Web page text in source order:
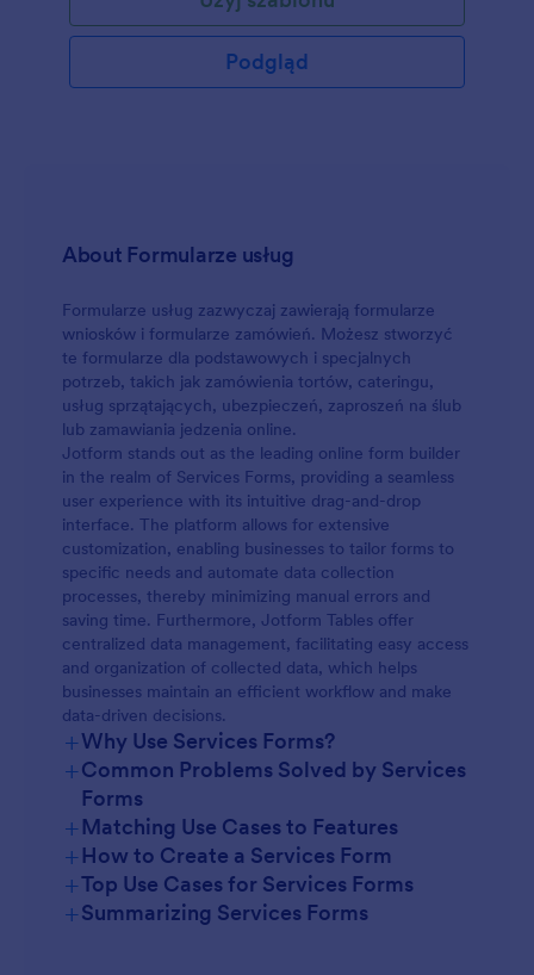
zapewnić szybki i efektywny proces obsługi klienta.
Dostosuj szablon formularza zapytania o usługę do
swoich potrzeb zmieniając treść pytań i dodając
Podgląd
About Formularze usług
Formularze usług zazwyczaj zawierają formularze
wniosków i formularze zamówień. Możesz stworzyć
te formularze dla podstawowych i specjalnych
potrzeb, takich jak zamówienia tortów, cateringu,
usług sprzątających, ubezpieczeń, zaproszeń na ślub
lub zamawiania jedzenia online.
Jotform stands out as the leading online form builder
in the realm of Services Forms, providing a seamless
user experience with its intuitive drag-and-drop
interface. The platform allows for extensive
customization, enabling businesses to tailor forms to
specific needs and automate data collection
processes, thereby minimizing manual errors and
saving time. Furthermore, Jotform Tables offer
centralized data management, facilitating easy access
and organization of collected data, which helps
businesses maintain an efficient workflow and make
data-driven decisions.
+Why Use Services Forms?
+Common Problems Solved by Services
Forms
+Matching Use Cases to Features
+How to Create a Services Form
+Top Use Cases for Services Forms
For Managers
+Summarizing Services Forms